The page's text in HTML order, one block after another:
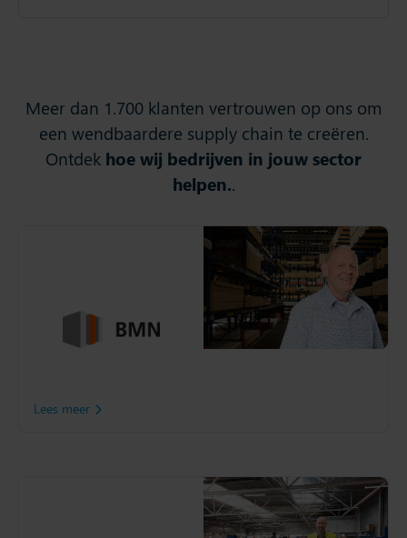
Meer dan 1.700 klanten vertrouwen op ons om
een wendbaardere supply chain te creëren.
Ontdek hoe wij bedrijven in jouw sector
helpen..
voorraadbeheer met Slim4
en de Slimstock Academy
helpt medewerkers om het
Lees meer